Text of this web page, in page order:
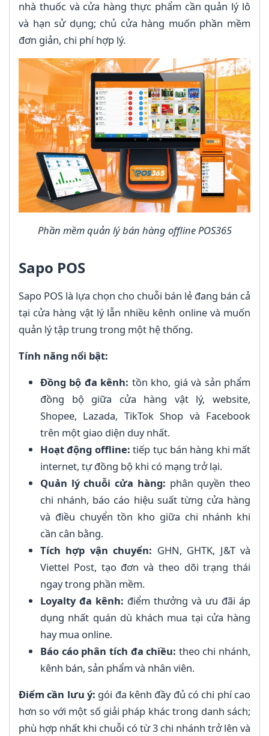
nhà thuốc và cửa hàng thực phẩm cần quản lý lô
và hạn sử dụng; chủ cửa hàng muốn phần mềm
đơn giản, chi phí hợp lý.
Phần mềm quản lý bán hàng offline POS365
Sapo POS
Sapo POS là lựa chọn cho chuỗi bán lẻ đang bán cả
tại cửa hàng vật lý lẫn nhiều kênh online và muốn
quản lý tập trung trong một hệ thống.
Tính năng nổi bật:
Đồng bộ đa kênh: tồn kho, giá và sản phẩm
đồng bộ giữa cửa hàng vật lý, website,
Shopee, Lazada, TikTok Shop và Facebook
trên một giao diện duy nhất.
Hoạt động offline: tiếp tục bán hàng khi mất
internet, tự đồng bộ khi có mạng trở lại.
Quản lý chuỗi cửa hàng: phân quyền theo
chi nhánh, báo cáo hiệu suất từng cửa hàng
và điều chuyển tồn kho giữa chi nhánh khi
cần cân bằng.
Tích hợp vận chuyển: GHN, GHTK, J&T và
Viettel Post, tạo đơn và theo dõi trạng thái
ngay trong phần mềm.
Loyalty đa kênh: điểm thưởng và ưu đãi áp
dụng nhất quán dù khách mua tại cửa hàng
hay mua online.
Báo cáo phân tích đa chiều: theo chi nhánh,
kênh bán, sản phẩm và nhân viên.
Điểm cần lưu ý: gói đa kênh đầy đủ có chi phí cao
hơn so với một số giải pháp khác trong danh sách;
phù hợp nhất khi chuỗi có từ 3 chi nhánh trở lên và